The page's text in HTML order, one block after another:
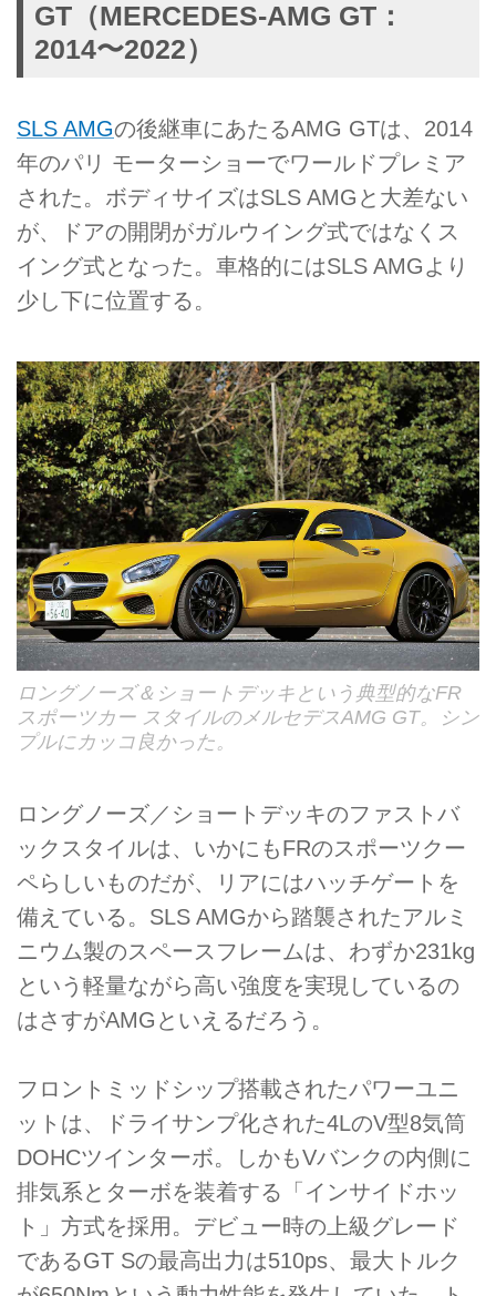
GT（MERCEDES-AMG GT：
2014〜2022）
SLS AMGの後継車にあたるAMG GTは、2014
年のパリ モーターショーでワールドプレミア
された。ボディサイズはSLS AMGと大差ない
が、ドアの開閉がガルウイング式ではなくス
イング式となった。車格的にはSLS AMGより
少し下に位置する。
ロングノーズ＆ショートデッキという典型的なFR
スポーツカー スタイルのメルセデスAMG GT。シン
プルにカッコ良かった。
ロングノーズ／ショートデッキのファストバ
ックスタイルは、いかにもFRのスポーツクー
ペらしいものだが、リアにはハッチゲートを
備えている。SLS AMGから踏襲されたアルミ
ニウム製のスペースフレームは、わずか231kg
という軽量ながら高い強度を実現しているの
はさすがAMGといえるだろう。
フロントミッドシップ搭載されたパワーユニ
ットは、ドライサンプ化された4LのV型8気筒
DOHCツインターボ。しかもVバンクの内側に
排気系とターボを装着する「インサイドホッ
ト」方式を採用。デビュー時の上級グレード
であるGT Sの最高出力は510ps、最大トルク